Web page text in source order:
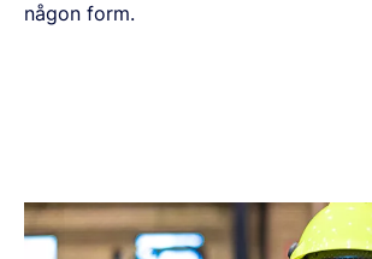
någon form.